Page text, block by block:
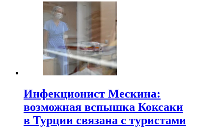
Инфекционист Мескина:
возможная вспышка Коксаки
в Турции связана с туристами